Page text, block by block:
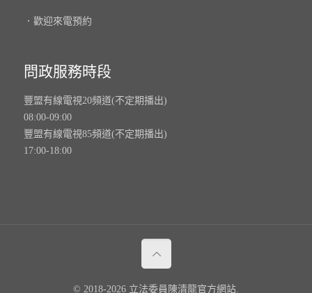
．歡迎來電預約
問政服務時段
豐盟有線電視20頻道(不定期播出)
08:00-09:00
豐盟有線電視85頻道(不定期播出)
17:00-18:00
© 2018-2026 立法委員陳清龍官方網站.